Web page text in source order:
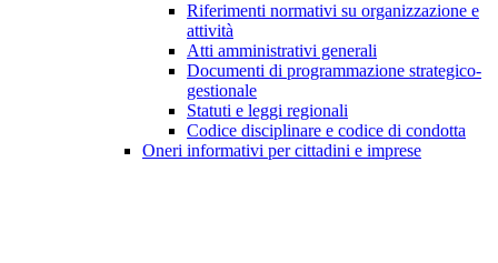
Riferimenti normativi su organizzazione e
attività
Atti amministrativi generali
Documenti di programmazione strategico-
gestionale
Statuti e leggi regionali
Codice disciplinare e codice di condotta
Oneri informativi per cittadini e imprese